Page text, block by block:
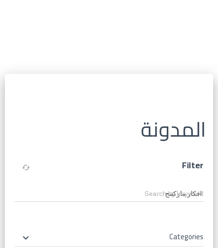
المدونة
Filter
cached
Search by keyword
Categories
keyboard_arrow_down